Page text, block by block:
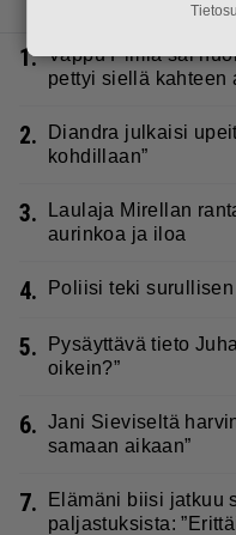
1. Vappu Pimiä sai
pettyi siellä kahteen
2.
Diandra julkaisi
kohdillaan”
3.
Laulaja Mirellan
aurinkoa ja iloa
4. Poliisi teki
5.
Pysäyttävä tieto
oikein?”
6. Jani Sieviseltä
samaan aikaan”
7.
Elämäni biisi jatkuu
paljastuksista: